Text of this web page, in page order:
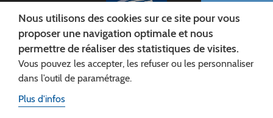
CONSEIL DÉPARTEMENTAL DE L'AISNE
Siège :
Nous utilisons des cookies sur ce site pour vous
proposer une navigation optimale et nous
permettre de réaliser des statistiques de visites.
Vous pouvez les accepter, les refuser ou les personnaliser
dans l’outil de paramétrage.
Plus d'infos